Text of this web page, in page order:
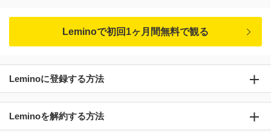
Leminoで初回1ヶ月間無料で観る
Leminoに登録する方法
Leminoを解約する方法